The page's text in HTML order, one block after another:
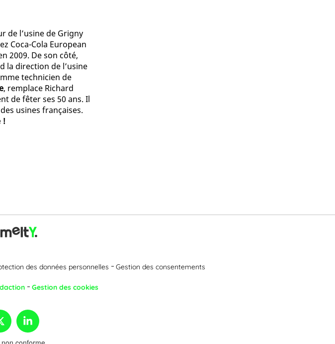
de l’usine de Grigny
Coca-Cola European
2009. De son côté,
la direction de l’usine
technicien de
, remplace Richard
de fêter ses 50 ans. Il
usines françaises.
!
des données personnelles Gestion des consentements
Gestion des cookies